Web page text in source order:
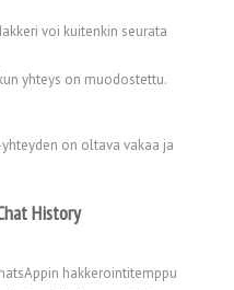
voi kuitenkin seurata
yhteys on muodostettu.
on oltava vakaa ja
History
hakkerointitemppu